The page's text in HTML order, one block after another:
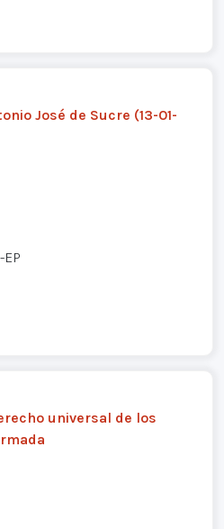
José de Sucre (13-01-
universal de los